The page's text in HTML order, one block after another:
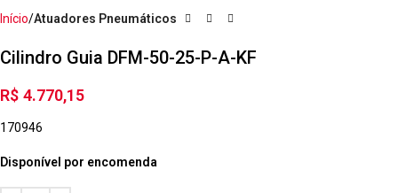
Início Atuadores Pneumáticos
Cilindro Guia DFM-50-25-P-A-KF
R$ 4.770,15
170946
Disponível por encomenda